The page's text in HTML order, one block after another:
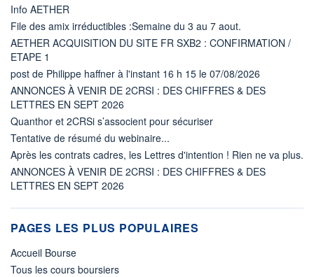
Info AETHER
File des amix irréductibles :Semaine du 3 au 7 aout.
AETHER ACQUISITION DU SITE FR SXB2 : CONFIRMATION /
ETAPE 1
post de Philippe haffner à l'instant 16 h 15 le 07/08/2026
ANNONCES À VENIR DE 2CRSI : DES CHIFFRES & DES
LETTRES EN SEPT 2026
Quanthor et 2CRSi s’associent pour sécuriser
Tentative de résumé du webinaire...
Après les contrats cadres, les Lettres d'intention ! Rien ne va plus.
ANNONCES À VENIR DE 2CRSI : DES CHIFFRES & DES
LETTRES EN SEPT 2026
PAGES LES PLUS POPULAIRES
Accueil Bourse
Tous les cours boursiers